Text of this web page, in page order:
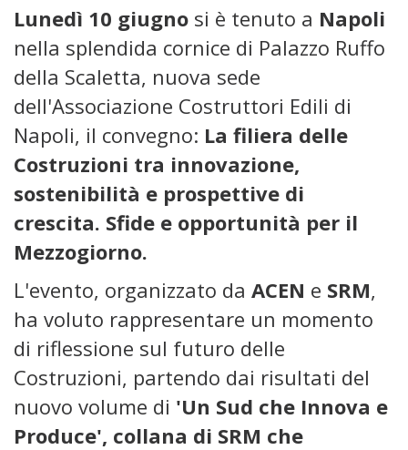
Lunedì 10 giugno si è tenuto a Napoli
nella splendida cornice di Palazzo Ruffo
della Scaletta, nuova sede
dell'Associazione Costruttori Edili di
Napoli, il convegno: La filiera delle
Costruzioni tra innovazione,
sostenibilità e prospettive di
crescita. Sfide e opportunità per il
Mezzogiorno.
L'evento, organizzato da ACEN e SRM,
ha voluto rappresentare un momento
di riflessione sul futuro delle
Costruzioni, partendo dai risultati del
nuovo volume di 'Un Sud che Innova e
Produce', collana di SRM che